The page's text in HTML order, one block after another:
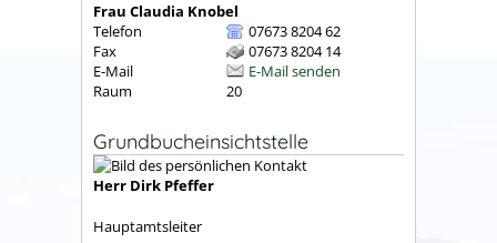
Frau Claudia Knobel
Telefon
07673 8204 62
Fax
07673 8204 14
E-Mail
E-Mail senden
Raum
20
Grundbucheinsichtstelle
Herr Dirk Pfeffer
Hauptamtsleiter